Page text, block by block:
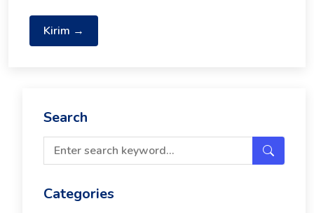
Kirim →
Search
Categories